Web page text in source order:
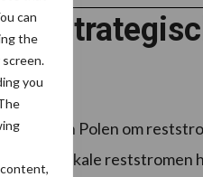
can
the
you
aan in Polen om
alle lokale